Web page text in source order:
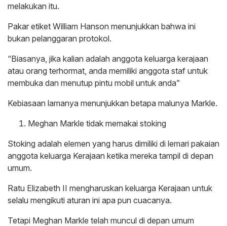
melakukan itu.
Pakar etiket William Hanson menunjukkan bahwa ini
bukan pelanggaran protokol.
“Biasanya, jika kalian adalah anggota keluarga kerajaan
atau orang terhormat, anda memiliki anggota staf untuk
membuka dan menutup pintu mobil untuk anda”
Kebiasaan lamanya menunjukkan betapa malunya Markle.
Meghan Markle tidak memakai stoking
Stoking adalah elemen yang harus dimiliki di lemari pakaian
anggota keluarga Kerajaan ketika mereka tampil di depan
umum.
Ratu Elizabeth II mengharuskan keluarga Kerajaan untuk
selalu mengikuti aturan ini apa pun cuacanya.
Tetapi Meghan Markle telah muncul di depan umum